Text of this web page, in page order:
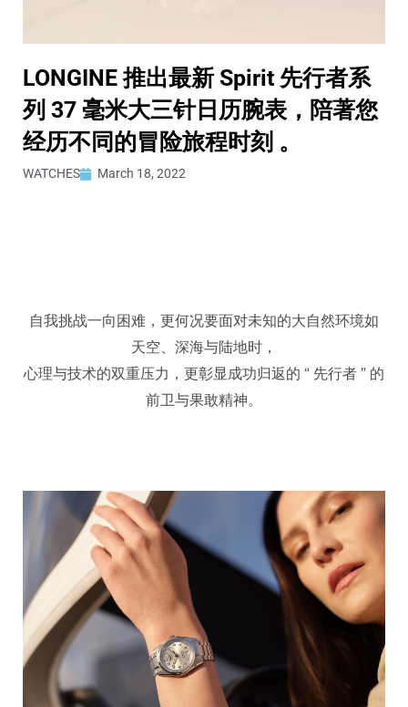
LONGINE 推出最新 Spirit 先行者系
列 37 毫米大三针日历腕表，陪著您
经历不同的冒险旅程时刻 。
WATCHES March 18, 2022
自我挑战一向困难，更何况要面对未知的大自然环境如
天空、深海与陆地时，
心理与技术的双重压力，更彰显成功归返的 “ 先行者 ” 的
前卫与果敢精神。